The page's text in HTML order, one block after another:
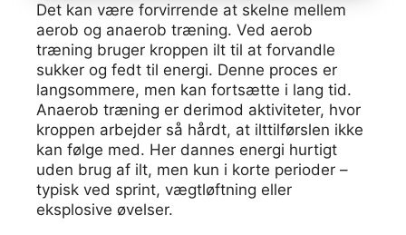
Det kan være forvirrende at skelne mellem
aerob og anaerob træning. Ved aerob
træning bruger kroppen ilt til at forvandle
sukker og fedt til energi. Denne proces er
langsommere, men kan fortsætte i lang tid.
Anaerob træning er derimod aktiviteter, hvor
kroppen arbejder så hårdt, at ilttilførslen ikke
kan følge med. Her dannes energi hurtigt
uden brug af ilt, men kun i korte perioder –
typisk ved sprint, vægtløftning eller
eksplosive øvelser.